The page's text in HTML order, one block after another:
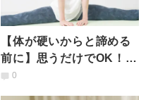
【体が硬いからと諦める
前に】思うだけでOK！ス
ムーズに開脚をするため
0